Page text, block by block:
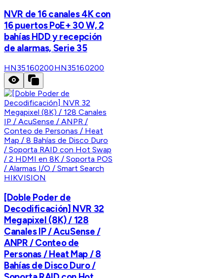
NVR de 16 canales 4K con
16 puertos PoE+ 30 W, 2
bahías HDD y recepción
de alarmas, Serie 35
HN35160200HN35160200
HIKVISION
[Doble Poder de
Decodificación] NVR 32
Megapixel (8K) / 128
Canales IP / AcuSense /
ANPR / Conteo de
Personas / Heat Map / 8
Bahías de Disco Duro /